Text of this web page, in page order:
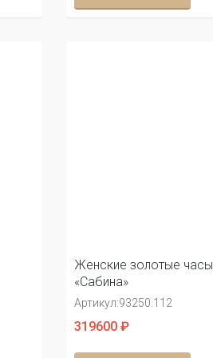
Женские золотые часы
«Сабина»
Артикул:93250.112
319600 ₽